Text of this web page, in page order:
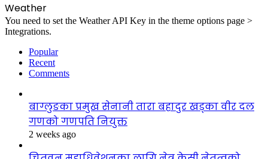
Weather
You need to set the Weather API Key in the theme options page >
Integrations.
Popular
Recent
Comments
बाग्लुङका प्रमुख सेनानी तारा बहादुर खड्का वीर दल
गणको गणपति नियुक्त
2 weeks ago